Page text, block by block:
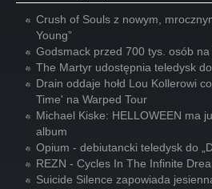
Crush of Souls z nowym,
Young”
Godsmack przed 700 tys. osób
The Martyr udostępnia teledysk
Drain oddaje hołd Lou Kollerowi
Time' na Warped Tour
Michael Kiske: HELLOWEEN ma
album
Opium - debiutancki teledysk do
REZN - Cycles In The Infinite
Suicide Silence zapowiada